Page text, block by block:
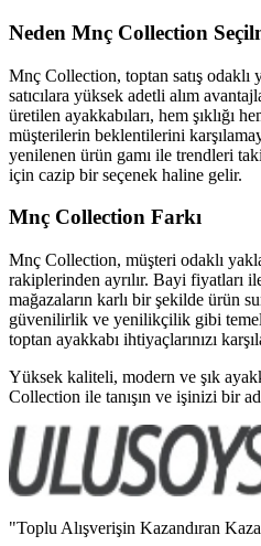
Neden Mnç Collection
Mnç Collection, toptan satış odaklı
satıcılara yüksek adetli alım
üretilen ayakkabıları, hem şıklığı
müşterilerin beklentilerini
yenilenen ürün gamı ile trendleri
için cazip bir seçenek haline gelir.
Mnç Collection Farkı
Mnç Collection, müşteri odaklı
rakiplerinden ayrılır. Bayi fiyatları
mağazaların karlı bir şekilde ürün
güvenilirlik ve yenilikçilik gibi
toptan ayakkabı ihtiyaçlarınızı
Yüksek kaliteli, modern ve şık
Collection ile tanışın ve işinizi bir
"Toplu Alışverişin Kazandıran